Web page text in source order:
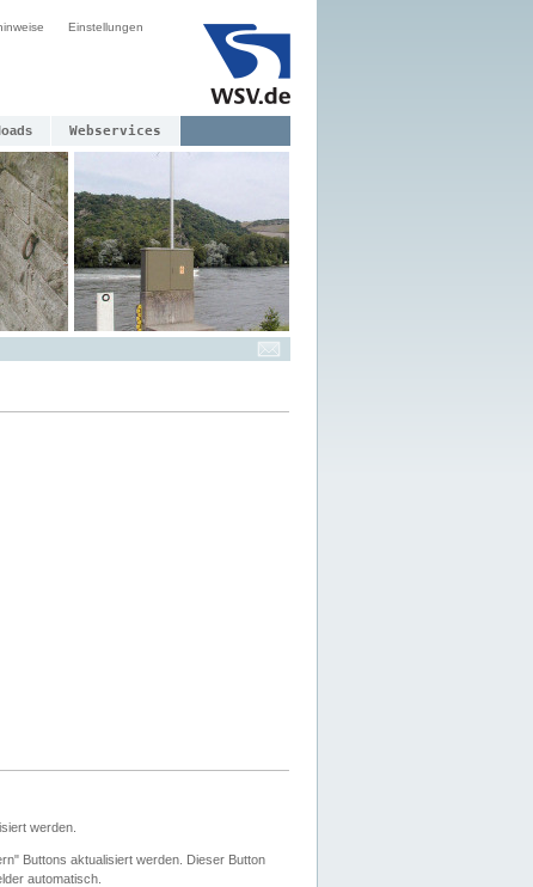
Einstellungen
Webservices
werden.
Buttons aktualisiert werden. Dieser Button
automatisch.